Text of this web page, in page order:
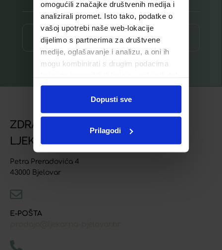
omogućili značajke društvenih medija i
analizirali promet. Isto tako, podatke o
vašoj upotrebi naše web-lokacije
dijelimo s partnerima za društvene
medije, oglašavanje i analizu, a oni ih
mogu kombinirati s drugim podacima
ste upotrebljavali njihove usluge.
Dopusti sve
Prilagodi
Prijava ⟶
ZDRAVSTVENA USTANOVA
LJEKARNA BJELOVAR
Petra Preradovića 4
43000 Bjelovar
E-POŠTA